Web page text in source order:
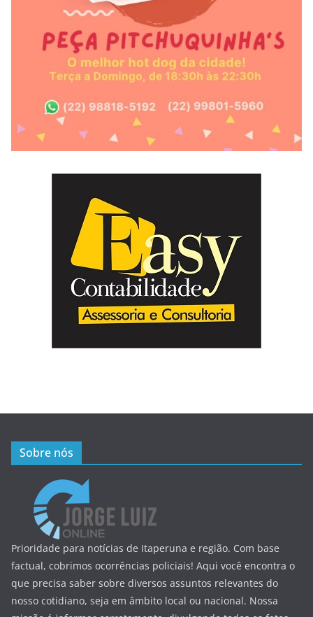
Sobre nós
Prioridade para notícias de Itaperuna e região. Com base
factual, cobrimos ocorrências policiais! Aqui você encontra o
que precisa saber sobre diversos assuntos relevantes do
nosso cotidiano, seja em âmbito local ou nacional. Nossa